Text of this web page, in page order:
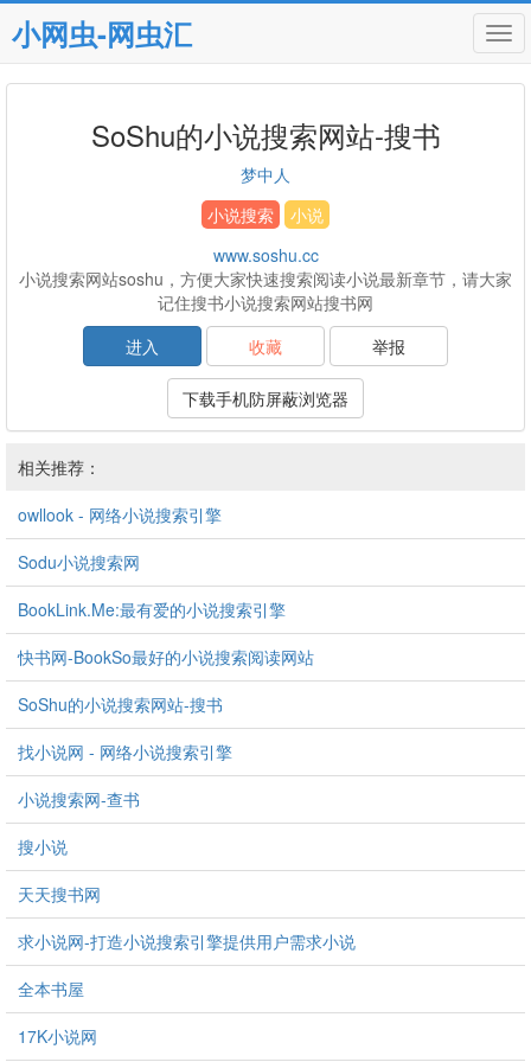
小网虫-网虫汇
SoShu的小说搜索网站-搜书
梦中人
小说搜索
小说
www.soshu.cc
小说搜索网站soshu，方便大家快速搜索阅读小说最新章节，请大家
记住搜书小说搜索网站搜书网
进入
收藏 举报
下载手机防屏蔽浏览器
相关推荐：
owllook - 网络小说搜索引擎
Sodu小说搜索网
BookLink.Me:最有爱的小说搜索引擎
快书网-BookSo最好的小说搜索阅读网站
SoShu的小说搜索网站-搜书
找小说网 - 网络小说搜索引擎
小说搜索网-查书
搜小说
天天搜书网
求小说网-打造小说搜索引擎提供用户需求小说
全本书屋
17K小说网